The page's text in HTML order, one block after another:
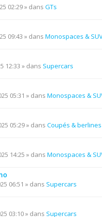
02:29 » dans GTs
09:43 » dans Monospaces &
12:33 » dans Supercars
05:31 » dans Monospaces &
05:29 » dans Coupés & berlines
14:25 » dans Monospaces &
06:51 » dans Supercars
03:10 » dans Supercars